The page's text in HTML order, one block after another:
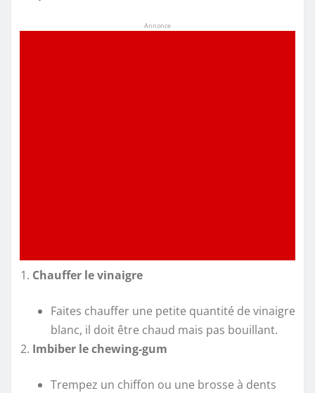
Annonce
Chauffer le vinaigre
Faites chauffer une petite quantité de vinaigre
blanc, il doit être chaud mais pas bouillant.
Imbiber le chewing-gum
Trempez un chiffon ou une brosse à dents